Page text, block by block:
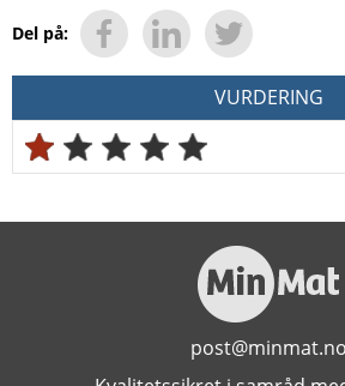
Del på:
VURDERING
post@minmat.no